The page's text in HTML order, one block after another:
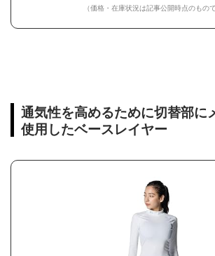
（価格・在庫状況は記事公開時点のもので
通気性を高めるために切替部に
使用したベースレイヤー